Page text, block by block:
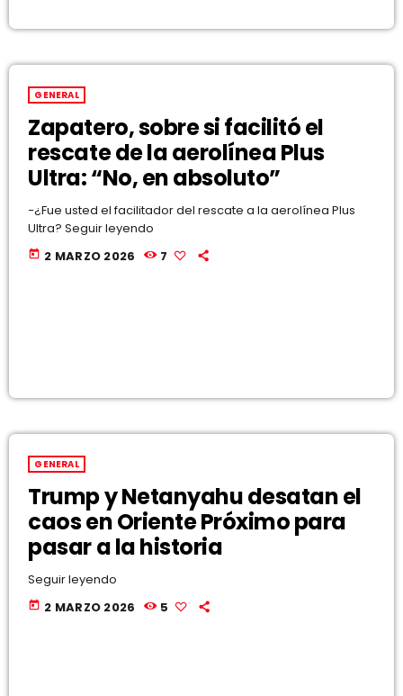
GENERAL
Zapatero, sobre si facilitó el
rescate de la aerolínea Plus
Ultra: “No, en absoluto”
−¿Fue usted el facilitador del rescate a la aerolínea Plus
Ultra? Seguir leyendo
today 2 MARZO 2026 7
GENERAL
Trump y Netanyahu desatan el
caos en Oriente Próximo para
pasar a la historia
Seguir leyendo
today 2 MARZO 2026 5